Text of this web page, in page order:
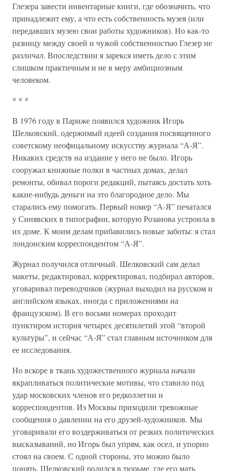
Глезера завести инвентарные книги, где обозначить, что
принадлежит ему, а что есть собственность музея (или
передавших музею свои работы художников). Но как-то
разницу между своей и чужой собственностью Глезер не
различал. Впоследствии я зарекся иметь дело с этим
слишком практичным и не в меру амбициозным
человеком.
* * *
В 1976 году в Париже появился художник Игорь
Шелковский, одержимый идеей создания посвященного
советскому неофицальному искусству журнала “А-Я”.
Никаких средств на издание у него не было. Игорь
сооружал книжные полки в частных домах, делал
ремонты, обивал пороги редакций, пытаясь достать хоть
какие-нибудь деньги на это благородное дело. Мы
старались ему помогать. Первый номер “А-Я” печатался
у Синявских в типографии, которую Розанова устроила в
их доме. К моим делам прибавились новые заботы: я стал
лондонским корреспондентом “А-Я”.
Журнал получился отличный. Шелковский сам делал
макеты, редактировал, корректировал, подбирал авторов,
уговаривал переводчиков (журнал выходил на русском и
английском языках, иногда с приложениями на
французском). В его восьми номерах проходит
пунктиром история четырех десятилетий этой “второй
культуры”, и сейчас “А-Я” стал главным источником для
ее исследования.
Но вскоре в ткань художественного журнала начали
вкрапливаться политические мотивы, что ставило под
удар московских членов его редколлегии и
корреспондентов. Из Москвы приходили тревожные
сообщения о давлении на его друзей-художников. Мы
уговаривали его воздерживаться от резких политических
высказываний, но Игорь был упрям, как осел, и упорно
стоял на своем. С одной стороны, это можно было
понять. Шелковский родился в тюрьме, где его мать